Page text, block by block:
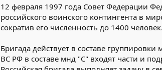
12 февраля 1997 года Совет Федерации
российского воинского контингента в
сократив его численность до 1400 человек.
Бригада действует в составе
ВС РФ в составе мнд "С" входят части и